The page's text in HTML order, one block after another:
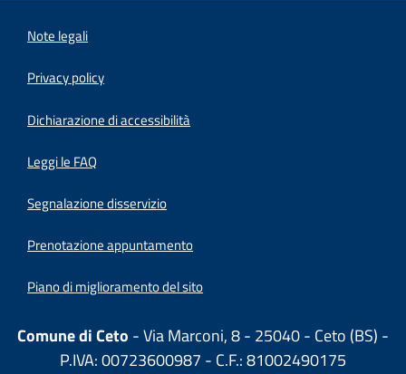
Note legali
Privacy policy
Dichiarazione di accessibilità
Leggi le FAQ
Segnalazione disservizio
Prenotazione appuntamento
Piano di miglioramento del sito
Comune di Ceto - Via Marconi, 8 - 25040 - Ceto (BS) -
P.IVA: 00723600987 - C.F.: 81002490175